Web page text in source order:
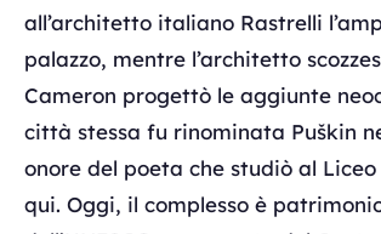
all’architetto italiano Rastrelli
palazzo, mentre l’architetto
Cameron progettò le aggiunte
città stessa fu rinominata Puškin
onore del poeta che studiò al
qui. Oggi, il complesso è